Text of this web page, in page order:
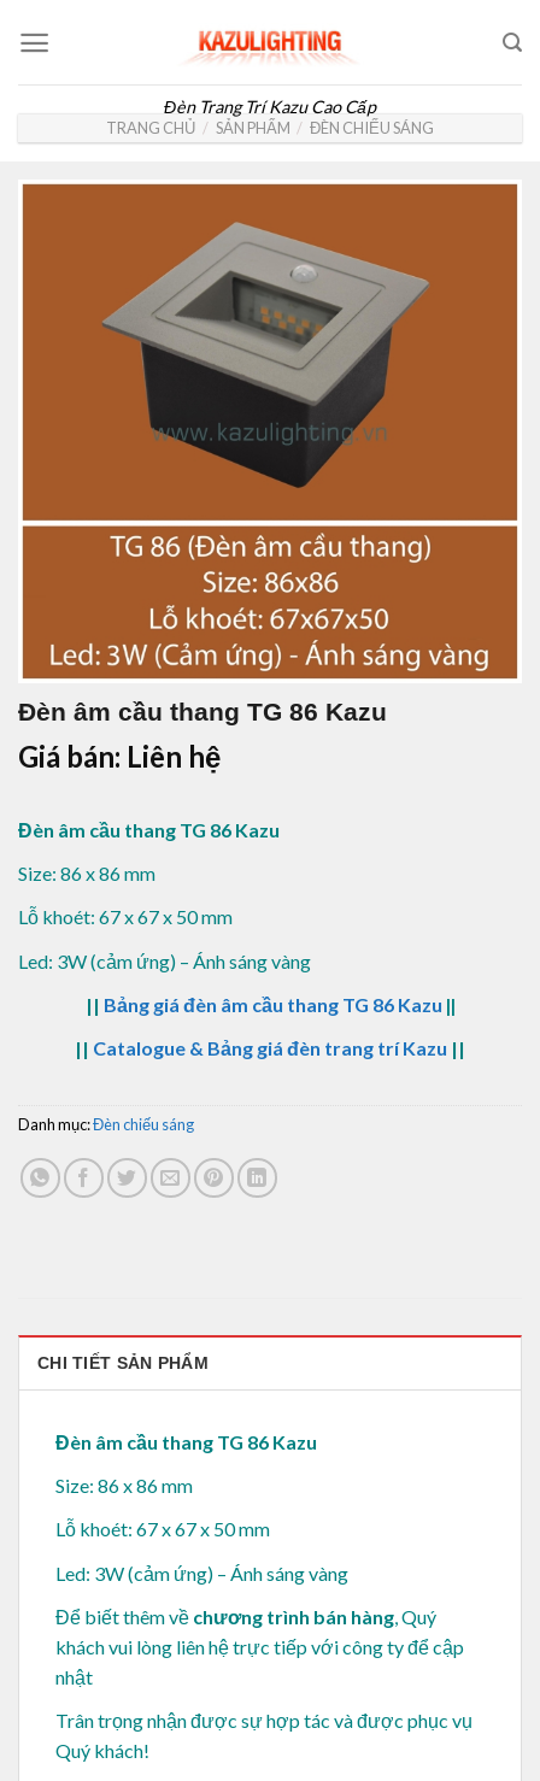
Đèn Trang Trí Kazu Cao Cấp
TRANG CHỦ / SẢN PHẨM / ĐÈN CHIẾU SÁNG
Đèn âm cầu thang TG 86 Kazu
Giá bán: Liên hệ
Đèn âm cầu thang TG 86 Kazu
Size: 86 x 86 mm
Lỗ khoét: 67 x 67 x 50 mm
Led: 3W (cảm ứng) – Ánh sáng vàng
|| Bảng giá đèn âm cầu thang TG 86 Kazu ||
|| Catalogue & Bảng giá đèn trang trí Kazu ||
Danh mục:Đèn chiếu sáng
CHI TIẾT SẢN PHẨM
Đèn âm cầu thang TG 86 Kazu
Size: 86 x 86 mm
Lỗ khoét: 67 x 67 x 50 mm
Led: 3W (cảm ứng) – Ánh sáng vàng
Để biết thêm về chương trình bán hàng, Quý
khách vui lòng liên hệ trực tiếp với công ty để cập
nhật
Trân trọng nhận được sự hợp tác và được phục vụ
Quý khách!